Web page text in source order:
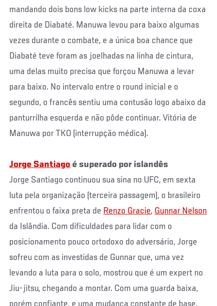
mandando dois bons low kicks na parte interna da coxa
direita de Diabaté. Manuwa levou para baixo algumas
vezes durante o combate, e a única boa chance que
Diabaté teve foram as joelhadas na linha de cintura,
uma delas muito precisa que forçou Manuwa a levar
para baixo. No intervalo entre o round inicial e o
segundo, o francês sentiu uma contusão logo abaixo da
panturrilha esquerda e não pôde continuar. Vitória de
Manuwa por TKO (interrupção médica).
Jorge Santiago é superado por islandês
Jorge Santiago continuou sua sina no UFC, em sexta
luta pela organização (terceira passagem), o brasileiro
enfrentou o faixa preta de Renzo Gracie, Gunnar Nelson
da Islândia. Com dificuldades para lidar com o
posicionamento pouco ortodoxo do adversário, Jorge
sofreu com as investidas de Gunnar que, uma vez
levando a luta para o solo, mostrou que é um expert no
Jiu-jitsu, chegando a montar. Com uma guarda baixa,